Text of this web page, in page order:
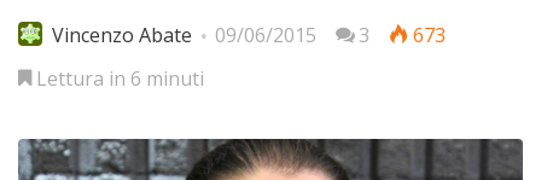
Vincenzo Abate 09/06/2015 3
673
Lettura in 6 minuti